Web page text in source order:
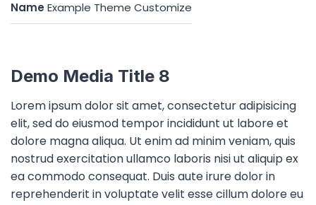
Name Example Theme Customize
Demo Media Title 8
Lorem ipsum dolor sit amet, consectetur adipisicing
elit, sed do eiusmod tempor incididunt ut labore et
dolore magna aliqua. Ut enim ad minim veniam, quis
nostrud exercitation ullamco laboris nisi ut aliquip ex
ea commodo consequat. Duis aute irure dolor in
reprehenderit in voluptate velit esse cillum dolore eu